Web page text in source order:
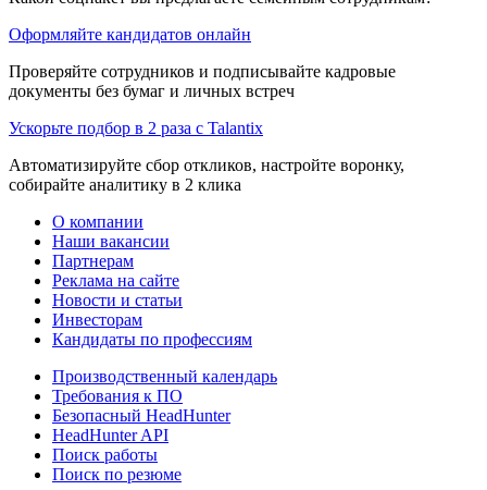
Оформляйте кандидатов онлайн
Проверяйте сотрудников и подписывайте кадровые
документы без бумаг и личных встреч
Ускорьте подбор в 2 раза с Talantix
Автоматизируйте сбор откликов, настройте воронку,
собирайте аналитику в 2 клика
О компании
Наши вакансии
Партнерам
Реклама на сайте
Новости и статьи
Инвесторам
Кандидаты по профессиям
Производственный календарь
Требования к ПО
Безопасный HeadHunter
HeadHunter API
Поиск работы
Поиск по резюме